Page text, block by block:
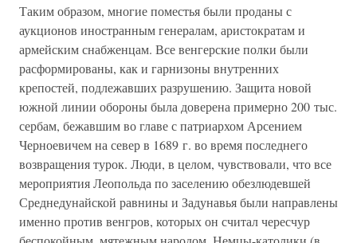
Таким образом, многие поместья были проданы с
аукционов иностранным генералам, аристократам и
армейским снабженцам. Все венгерские полки были
расформированы, как и гарнизоны внутренних
крепостей, подлежавших разрушению. Защита новой
южной линии обороны была доверена примерно 200 тыс.
сербам, бежавшим во главе с патриархом Арсением
Черноевичем на север в 1689 г. во время последнего
возвращения турок. Люди, в целом, чувствовали, что все
мероприятия Леопольда по заселению обезлюдевшей
Среднедунайской равнины и Задунавья были направлены
именно против венгров, которых он считал чересчур